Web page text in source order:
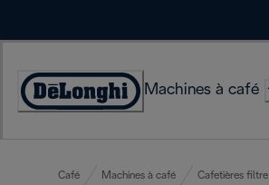
Déclaration
Machines à café
Café Machines à café Cafetières filtre